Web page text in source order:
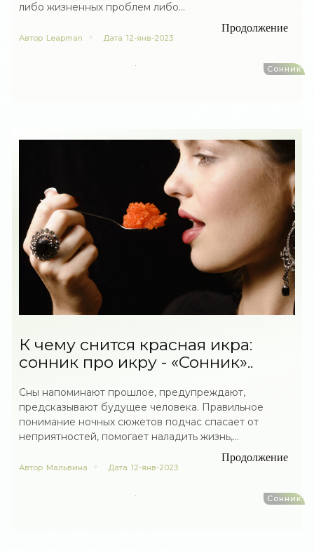
либо жизненных проблем либо...
Продолжение
Автор Leapman Дата 12-янв-2023
Сонник
К чему снится красная икра:
сонник про икру - «Сонник»..
Сны напоминают прошлое, предупреждают,
предсказывают будущее человека. Правильное
понимание ночных сюжетов подчас спасает от
неприятностей, помогает наладить жизнь,...
Продолжение
Автор Мальвина Дата 12-янв-2023
Сонник